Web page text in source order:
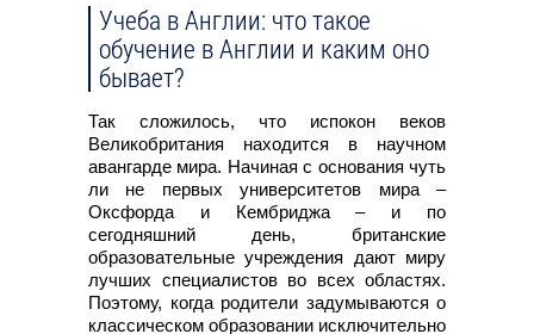
Учеба в Англии: что такое
обучение в Англии и каким оно
бывает?
Так сложилось, что испокон веков
Великобритания находится в научном
авангарде мира. Начиная с основания чуть
ли не первых университетов мира –
Оксфорда и Кембриджа – и по
сегодняшний день, британские
образовательные учреждения дают миру
лучших специалистов во всех областях.
Поэтому, когда родители задумываются о
классическом образовании исключительно